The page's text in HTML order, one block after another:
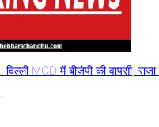
MCD में बीजेपी की वापसी,